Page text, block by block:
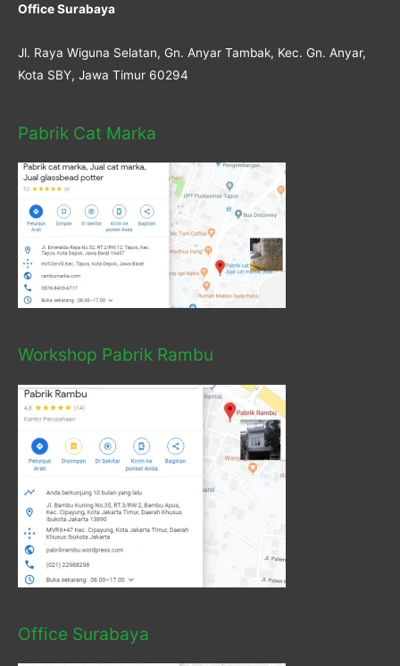
Office Surabaya
Jl. Raya Wiguna Selatan, Gn. Anyar Tambak, Kec. Gn. Anyar,
Kota SBY, Jawa Timur 60294
Pabrik Cat Marka
Workshop Pabrik Rambu
Office Surabaya